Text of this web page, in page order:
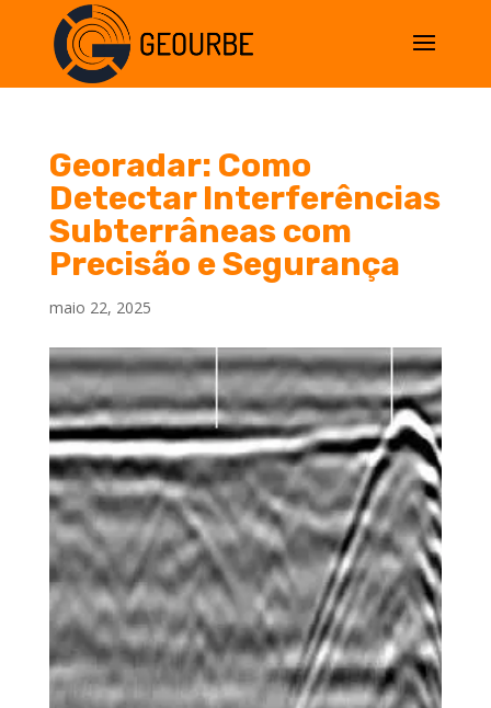
Georadar: Como
Detectar Interferências
Subterrâneas com
Precisão e Segurança
maio 22, 2025